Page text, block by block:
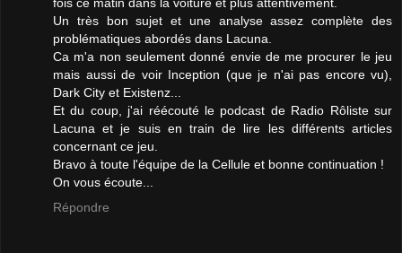
Un très bon sujet et une analyse assez complète des
problématiques abordés dans Lacuna.
Ca m'a non seulement donné envie de me procurer le jeu
mais aussi de voir Inception (que je n'ai pas encore vu),
Dark City et Existenz...
Et du coup, j'ai réécouté le podcast de Radio Rôliste sur
Lacuna et je suis en train de lire les différents articles
concernant ce jeu.
Bravo à toute l'équipe de la Cellule et bonne continuation !
On vous écoute...
Répondre